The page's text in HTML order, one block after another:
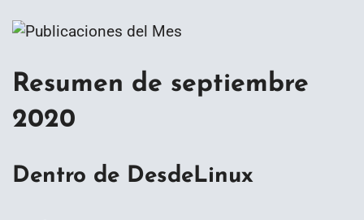
Resumen de septiembre
2020
Dentro de DesdeLinux